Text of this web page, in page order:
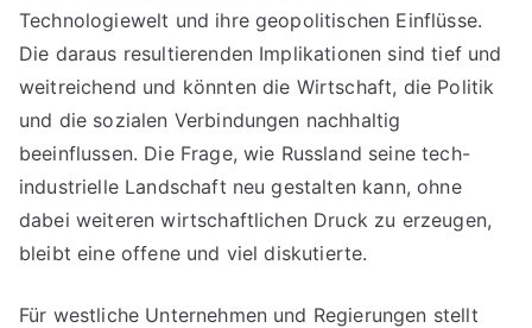
Technologiewelt und ihre geopolitischen Einflüsse.
Die daraus resultierenden Implikationen sind tief und
weitreichend und könnten die Wirtschaft, die Politik
und die sozialen Verbindungen nachhaltig
beeinflussen. Die Frage, wie Russland seine tech-
industrielle Landschaft neu gestalten kann, ohne
dabei weiteren wirtschaftlichen Druck zu erzeugen,
bleibt eine offene und viel diskutierte.
Für westliche Unternehmen und Regierungen stellt